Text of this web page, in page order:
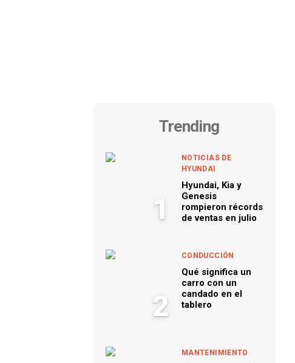
Trending
1
NOTICIAS DE
HYUNDAI
Hyundai, Kia y
Genesis
rompieron récords
de ventas en julio
2
CONDUCCIÓN
Qué significa un
carro con un
candado en el
tablero
MANTENIMIENTO